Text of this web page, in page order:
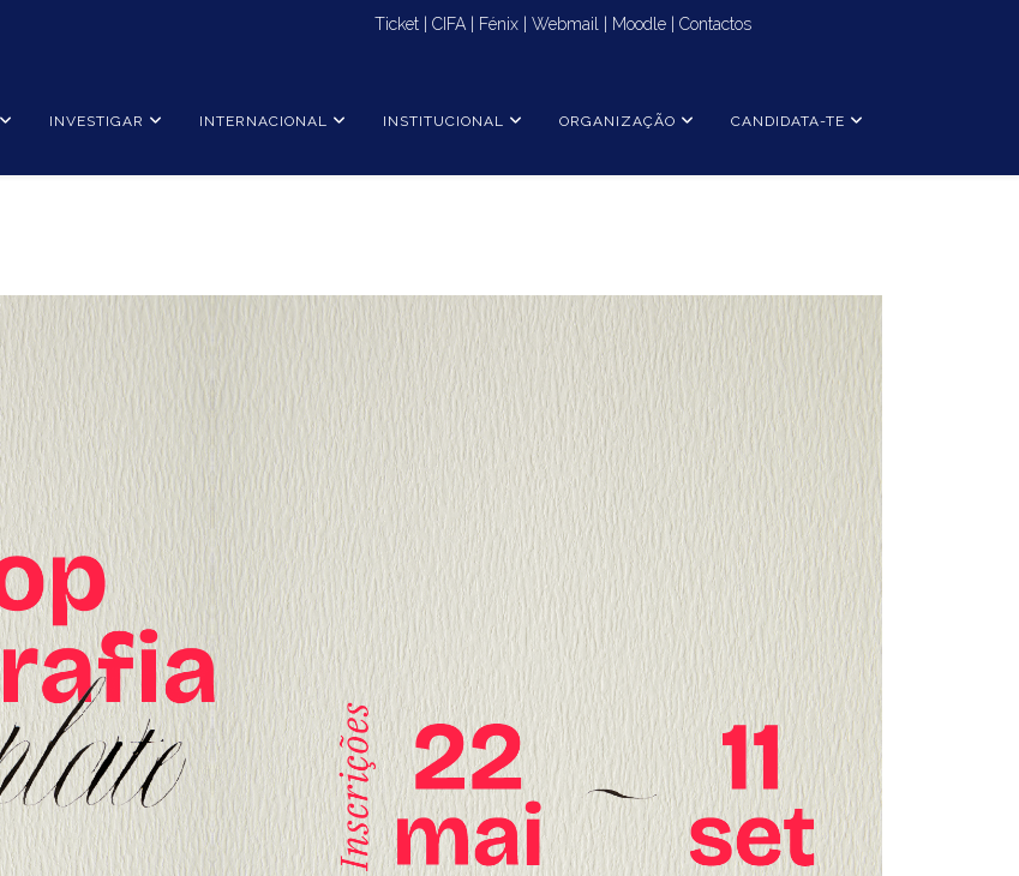
Ticket CIFA Fénix Webmail Moodle Contactos
INVESTIGAR INTERNACIONAL INSTITUCIONAL ORGANIZAÇÃO CANDIDATA-TE